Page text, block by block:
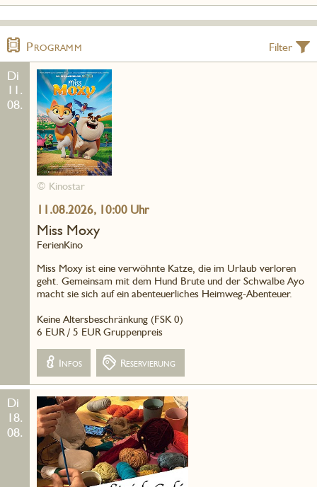
Programm
Di
11.
08.
© Kinostar
11.08.2026, 10:00 Uhr
Miss Moxy
FerienKino
Miss Moxy ist eine verwöhnte Katze, die im Urlaub verloren
geht. Gemeinsam mit dem Hund Brute und der Schwalbe Ayo
macht sie sich auf ein abenteuerliches Heimweg-Abenteuer.
Keine Altersbeschränkung (FSK 0)
6 EUR / 5 EUR Gruppenpreis
Infos Reservierung
Di
18.
08.